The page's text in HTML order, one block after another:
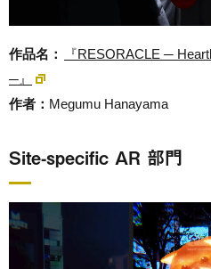
作品名：
『RESORACLE ─
─』
作者： Megumu Hanayama
Site-specific AR 部門